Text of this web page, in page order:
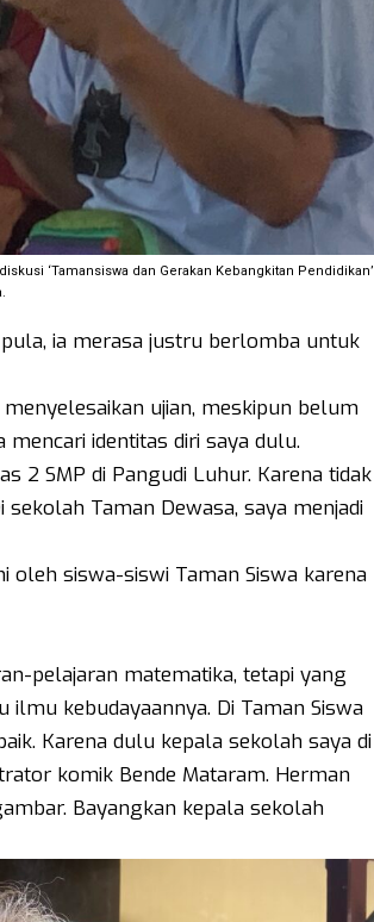
‘Tamansiswa dan Gerakan Kebangkitan Pendidikan’
ia merasa justru berlomba untuk
ujian, meskipun belum
mencari identitas diri saya dulu.
2 SMP di Pangudi Luhur. Karena tidak
Taman Dewasa, saya menjadi
siswa-siswi Taman Siswa karena
pelajaran matematika, tetapi yang
kebudayaannya. Di Taman Siswa
Karena dulu kepala sekolah saya di
komik Bende Mataram. Herman
Bayangkan kepala sekolah